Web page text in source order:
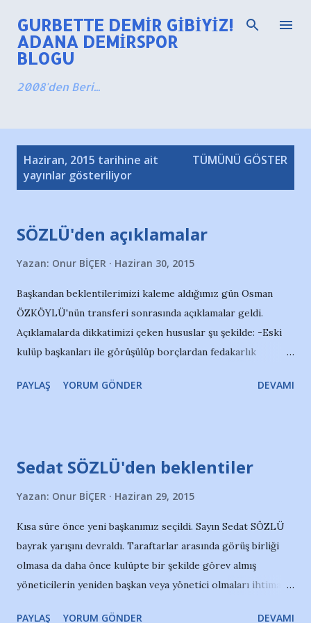
Ana içeriğe atla
GURBETTE DEMIR GIBIYIZ!
ADANA DEMIRSPOR
BLOGU
2008'den Beri...
Haziran, 2015 tarihine ait
yayınlar gösteriliyor
TÜMÜNÜ GÖSTER
SÖZLÜ'den açıklamalar
Yazan: Onur BİÇER Haziran 30, 2015
Başkandan beklentilerimizi kaleme aldığımız gün Osman
ÖZKÖYLÜ'nün transferi sonrasında açıklamalar geldi.
Açıklamalarda dikkatimizi çeken hususlar şu şekilde: -Eski
kulüp başkanları ile görüşülüp borçlardan fedakarlık
değil elbet, herkes koyduğu parayı tabi ki alacak. Ancak
Adana Demirspor'da olmayacak. Bu eğer konulan paralar
için haciz müessesesinin işletileceği anlamına gelmiyorsa ki;
muhteşem bir haber demektir. Yeni yönetimin borcu hiçbir
şekilde artırmaksızın transfer yapacağı, giderleri ödeyeceği
sonucu doğar buradan. Bu da borcumuzun en az temlikli
gelirlerimiz kadar azalacağı anlamına gelir. Yılda 6-7 milyon
PAYLAŞ YORUM GÖNDER DEVAMI
Sedat SÖZLÜ'den beklentiler
Yazan: Onur BİÇER Haziran 29, 2015
Kısa süre önce yeni başkanımız seçildi. Sayın Sedat SÖZLÜ
bayrak yarışını devraldı. Taraftarlar arasında görüş birliği
olmasa da daha önce kulüpte bir şekilde görev almış
yöneticilerin yeniden başkan veya yönetici olmaları ihtimali
PAYLAŞ YORUM GÖNDER DEVAMI